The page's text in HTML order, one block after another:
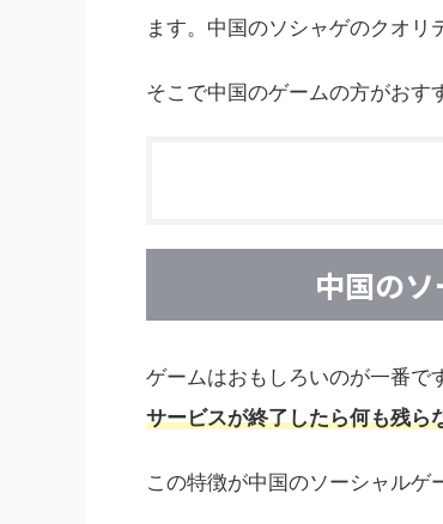
ます。中国のソシャゲのクオリ
そこで中国のゲームの方がおす
中国の
ゲームはおもしろいのが一番で
サービスが終了したら何も残ら
この特徴が中国のソーシャルゲ